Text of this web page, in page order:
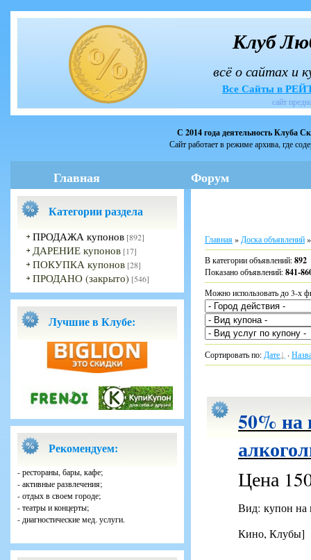
Клуб
всё о сайтах и
Все Сайты в
сайт
С 2014 года деятельность Клуба
Сайт работает в режиме архива, где
Главная Форум
Категории раздела
ПРОДАЖА купонов [892]
ДАРЕНИЕ купонов [17]
ПОКУПКА купонов [28]
ПРОДАНО (закрыто) [546]
Лучшие в Клубе:
Рекомендуем:
- рестораны, бары, кафе;
- активные развлечения;
- отдых в своем городе;
- театры и концерты;
- диагностические мед. услуги.
Главная» Доска объявлений
В категории объявлений:892
Показано объявлений:841-
Можно использовать до 3-х
Сортировать по:Дате ·
50% на
Цена
Вид: купон
Кино, Клубы]